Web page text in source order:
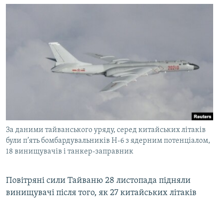
КИТАЙ.ВИКЛИКИ
МУЛЬТИМЕДІА
ПОДКАСТИ
КРИМ РЕАЛІЇ
УКР
КТАТ
За даними тайванського уряду, серед китайських літаків
були п’ять бомбардувальників H-6 з ядерним потенціалом,
18 винищувачів і танкер-заправник
Повітряні сили Тайваню 28 листопада підняли
винищувачі після того, як 27 китайських літаків